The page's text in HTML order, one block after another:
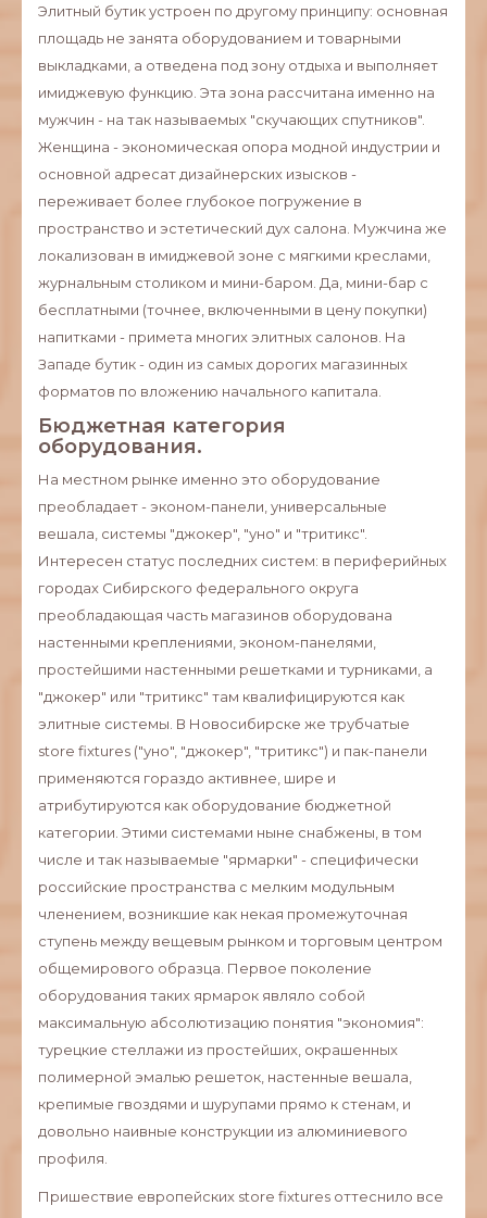
Элитный бутик устроен по другому принципу: основная
площадь не занята оборудованием и товарными
выкладками, а отведена под зону отдыха и выполняет
имиджевую функцию. Эта зона рассчитана именно на
мужчин - на так называемых "скучающих спутников".
Женщина - экономическая опора модной индустрии и
основной адресат дизайнерских изысков -
переживает более глубокое погружение в
пространство и эстетический дух салона. Мужчина же
локализован в имиджевой зоне с мягкими креслами,
журнальным столиком и мини-баром. Да, мини-бар с
бесплатными (точнее, включенными в цену покупки)
напитками - примета многих элитных салонов. На
Западе бутик - один из самых дорогих магазинных
форматов по вложению начального капитала.
Бюджетная категория
оборудования.
На местном рынке именно это оборудование
преобладает - эконом-панели, универсальные
вешала, системы "джокер", "уно" и "тритикс".
Интересен статус последних систем: в периферийных
городах Сибирского федерального округа
преобладающая часть магазинов оборудована
настенными креплениями, эконом-панелями,
простейшими настенными решетками и турниками, а
"джокер" или "тритикс" там квалифицируются как
элитные системы. В Новосибирске же трубчатые
store fixtures ("уно", "джокер", "тритикс") и пак-панели
применяются гораздо активнее, шире и
атрибутируются как оборудование бюджетной
категории. Этими системами ныне снабжены, в том
числе и так называемые "ярмарки" - специфически
российские пространства с мелким модульным
членением, возникшие как некая промежуточная
ступень между вещевым рынком и торговым центром
общемирового образца. Первое поколение
оборудования таких ярмарок являло собой
максимальную абсолютизацию понятия "экономия":
турецкие стеллажи из простейших, окрашенных
полимерной эмалью решеток, настенные вешала,
крепимые гвоздями и шурупами прямо к стенам, и
довольно наивные конструкции из алюминиевого
профиля.
Пришествие европейских store fixtures оттеснило все